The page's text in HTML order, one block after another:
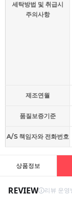
세탁방법 및 취급시
주의사항
제조연월
품질보증기준
A/S 책임자와 전화번호
상품정보